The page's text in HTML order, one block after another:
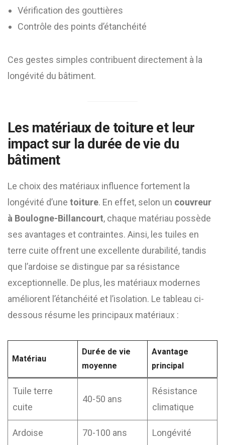
Vérification des gouttières
Contrôle des points d’étanchéité
Ces gestes simples contribuent directement à la
longévité du bâtiment.
Les matériaux de toitureet leur
impact sur la durée de vie du
bâtiment
Le choix des matériaux influence fortement la
longévité d’une toiture. En effet, selon un couvreur
à Boulogne-Billancourt, chaque matériau possède
ses avantages et contraintes. Ainsi, les tuiles en
terre cuite offrent une excellente durabilité, tandis
que l’ardoise se distingue par sa résistance
exceptionnelle. De plus, les matériaux modernes
améliorent l’étanchéité et l’isolation. Le tableau ci-
dessous résume les principaux matériaux :
Matériau
Durée de vie
moyenne
Avantage
principal
Tuile terre
cuite
40-50 ans
Résistance
climatique
Ardoise 70-100 ans Longévité